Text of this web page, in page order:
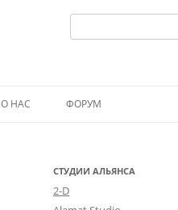
Найти:
О НАС
ВСТУПЛЕНИЕ В АЛЬЯНС
ИСТОРИЯ АЛЬЯНСА
ФОРУМ
СТУДИИ АЛЬЯНСА
2-D